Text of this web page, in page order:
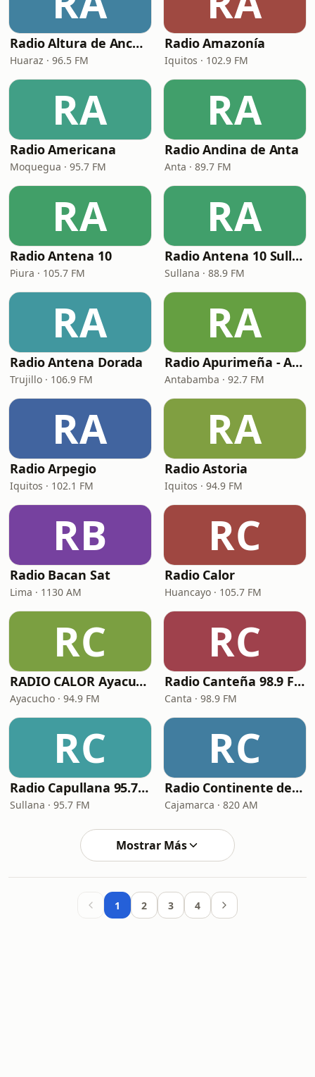
Radio Altura de Ancash
Huaraz · 96.5 FM
Radio Amazonía
Iquitos · 102.9 FM
RA
Radio Americana
Moquegua · 95.7 FM
RA
Radio Andina de Anta
Anta · 89.7 FM
RA
Radio Antena 10
Piura · 105.7 FM
RA
Radio Antena 10 Sullana
Sullana · 88.9 FM
RA
Radio Antena Dorada
Trujillo · 106.9 FM
RA
Radio Apurimeña - Apurímac
Antabamba · 92.7 FM
RA
Radio Arpegio
Iquitos · 102.1 FM
RA
Radio Astoria
Iquitos · 94.9 FM
RB
Radio Bacan Sat
Lima · 1130 AM
RC
Radio Calor
Huancayo · 105.7 FM
RC
RADIO CALOR Ayacucho
Ayacucho · 94.9 FM
RC
Radio Canteña 98.9 FM – Te Encanta
Canta · 98.9 FM
RC
Radio Capullana 95.7 FM
Sullana · 95.7 FM
RC
Radio Continente de Cajamarca
Cajamarca · 820 AM
Mostrar Más
1 2 3 4